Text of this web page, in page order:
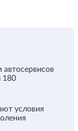
180
условия